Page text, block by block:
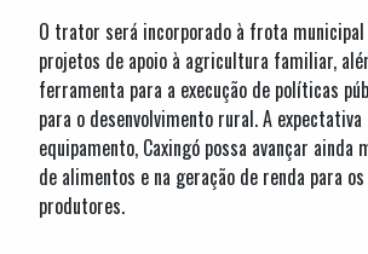
O trator será incorporado à frota
projetos de apoio à agricultura familiar,
ferramenta para a execução de políticas
para o desenvolvimento rural. A expectativa
equipamento, Caxingó possa avançar ainda
de alimentos e na geração de renda para os
produtores.